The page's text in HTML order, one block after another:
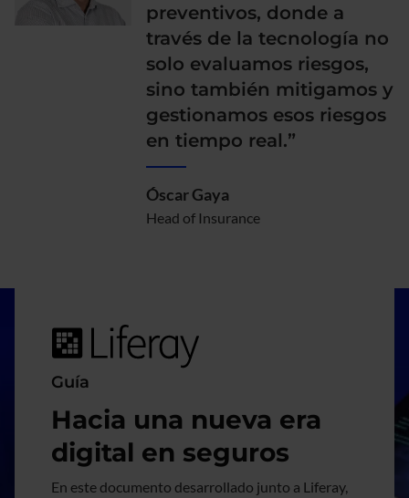
preventivos, donde a
través de la tecnología no
solo evaluamos riesgos,
sino también mitigamos y
gestionamos esos riesgos
en tiempo real.”
Óscar Gaya
Head of Insurance
Guía
Hacia una nueva era
digital en seguros
En este documento desarrollado junto a Liferay,